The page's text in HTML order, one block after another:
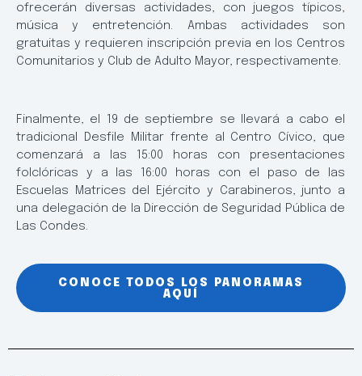
ofrecerán diversas actividades, con juegos típicos,
música y entretención. Ambas actividades son
gratuitas y requieren inscripción previa en los Centros
Comunitarios y Club de Adulto Mayor, respectivamente.
Finalmente, el 19 de septiembre se llevará a cabo el
tradicional Desfile Militar frente al Centro Cívico, que
comenzará a las 15:00 horas con presentaciones
folclóricas y a las 16:00 horas con el paso de las
Escuelas Matrices del Ejército y Carabineros, junto a
una delegación de la Dirección de Seguridad Pública de
Las Condes.
CONOCE TODOS LOS PANORAMAS
AQUÍ